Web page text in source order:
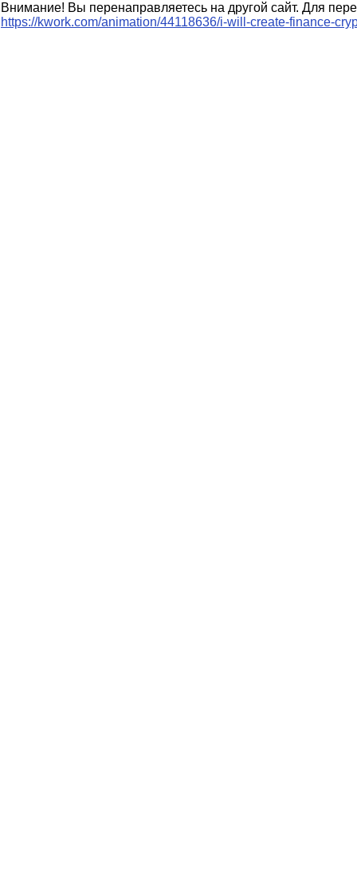
Внимание! Вы перенаправляетесь на другой сайт. Для
https://kwork.com/animation/44118636/i-will-create-finance-